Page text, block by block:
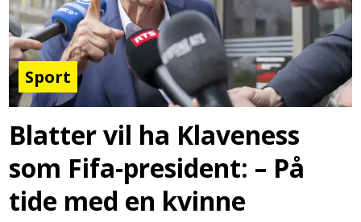
Sport
Blatter vil ha Klaveness
som Fifa-president: – På
tide med en kvinne